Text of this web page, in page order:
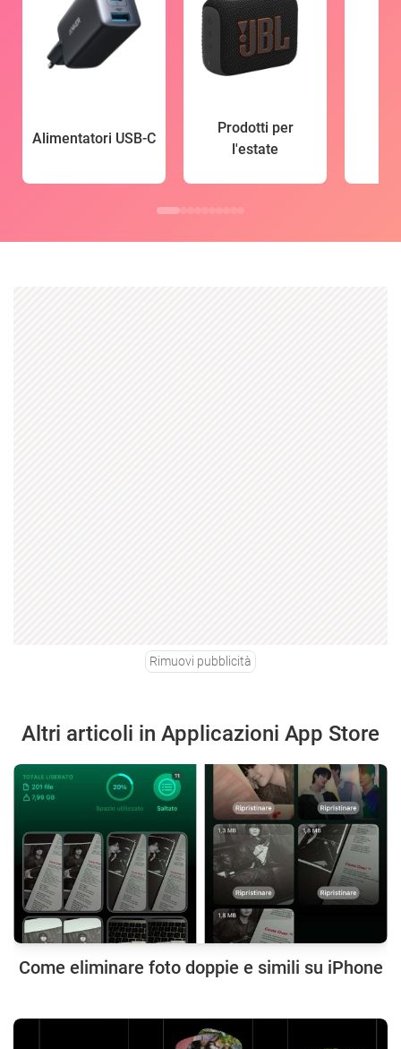
Alimentatori USB-C
Prodotti per
l'estate
Rimuovi pubblicità
Altri articoli in Applicazioni App Store
Come eliminare foto doppie e simili su iPhone